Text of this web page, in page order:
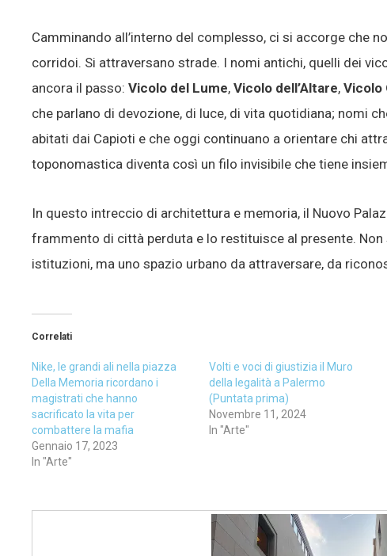
Camminando all’interno del complesso, ci si accorge che
corridoi. Si attraversano strade. I nomi antichi, quelli dei
ancora il passo: Vicolo del Lume, Vicolo dell’Altare, Vicolo
che parlano di devozione, di luce, di vita quotidiana; nomi
abitati dai Capioti e che oggi continuano a orientare chi
toponomastica diventa così un filo invisibile che tiene
In questo intreccio di architettura e memoria, il Nuovo
frammento di città perduta e lo restituisce al presente.
istituzioni, ma uno spazio urbano da attraversare, da
Correlati
Nike, le grandi ali nella piazza
Della Memoria ricordano i
magistrati che hanno
sacrificato la vita per
combattere la mafia
Gennaio 17, 2023
In "Arte"
Volti e voci di giustizia il Muro
della legalità a Palermo
(Puntata prima)
Novembre 11, 2024
In "Arte"